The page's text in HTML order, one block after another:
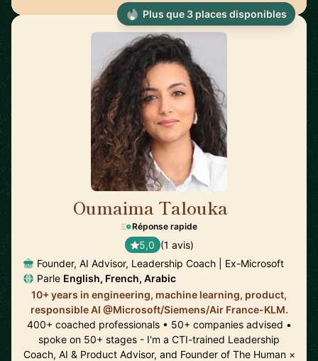
Oumaima Talouka
Réponse rapide
5,0 (1 avis)
Founder, AI Advisor, Leadership Coach | Ex-Microsoft
Parle English, French, Arabic
10+ years in engineering, machine learning, product,
responsible AI @Microsoft/Siemens/Air France-KLM.
400+ coached professionals • 50+ companies advised •
spoke on 50+ stages - I'm a CTI-trained Leadership
Coach, AI & Product Advisor, and Founder of The Human ×
Plus que 3 places disponibles